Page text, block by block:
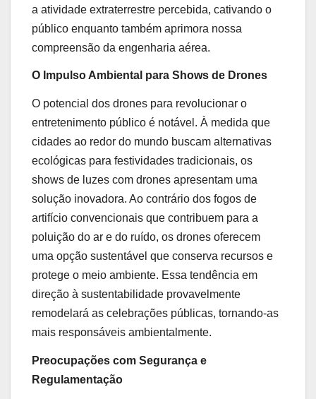
a atividade extraterrestre percebida, cativando o
público enquanto também aprimora nossa
compreensão da engenharia aérea.
O Impulso Ambiental para Shows de Drones
O potencial dos drones para revolucionar o
entretenimento público é notável. À medida que
cidades ao redor do mundo buscam alternativas
ecológicas para festividades tradicionais, os
shows de luzes com drones apresentam uma
solução inovadora. Ao contrário dos fogos de
artifício convencionais que contribuem para a
poluição do ar e do ruído, os drones oferecem
uma opção sustentável que conserva recursos e
protege o meio ambiente. Essa tendência em
direção à sustentabilidade provavelmente
remodelará as celebrações públicas, tornando-as
mais responsáveis ambientalmente.
Preocupações com Segurança e
Regulamentação